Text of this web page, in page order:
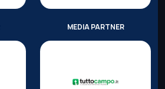
MEDIA PARTNER